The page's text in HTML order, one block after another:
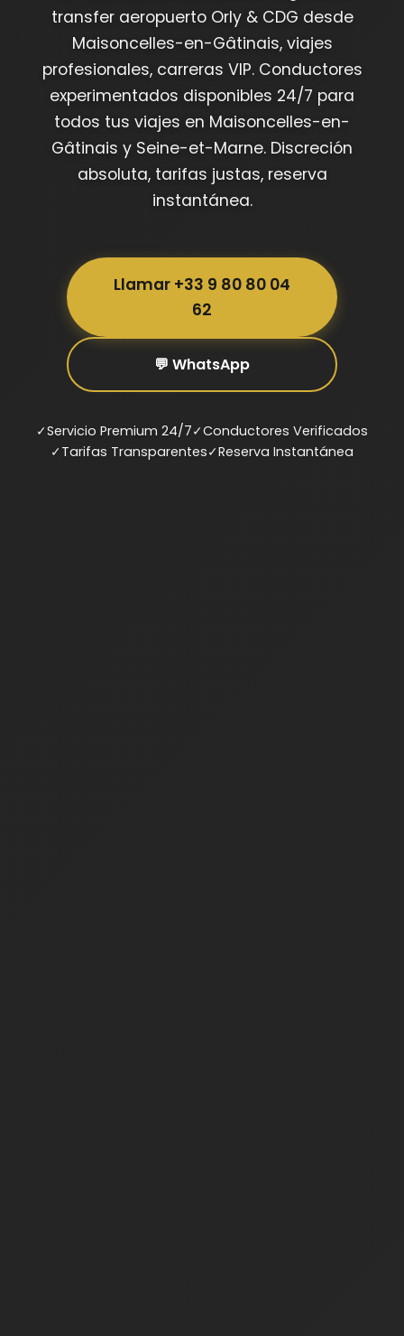
transfer aeropuerto Orly & CDG desde
Maisoncelles-en-Gâtinais, viajes
profesionales, carreras VIP. Conductores
experimentados disponibles 24/7 para
todos tus viajes en Maisoncelles-en-
Gâtinais y Seine-et-Marne. Discreción
absoluta, tarifas justas, reserva
instantánea.
Llamar +33 9 80 80 04
62
💬 WhatsApp
✓Servicio Premium 24/7✓Conductores Verificados
✓Tarifas Transparentes✓Reserva Instantánea